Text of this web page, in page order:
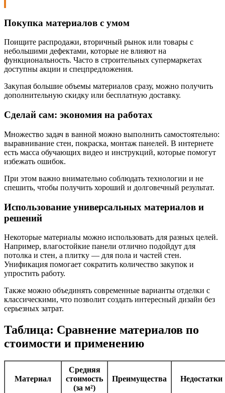
Покупка материалов с умом
Поищите распродажи, вторичный рынок или товары с
небольшими дефектами, которые не влияют на
функциональность. Часто в строительных супермаркетах
доступны акции и спецпредложения.
Закупая большие объемы материалов сразу, можно получить
дополнительную скидку или бесплатную доставку.
Сделай сам: экономия на работах
Множество задач в ванной можно выполнить самостоятельно:
выравнивание стен, покраска, монтаж панелей. В интернете
есть масса обучающих видео и инструкций, которые помогут
избежать ошибок.
При этом важно внимательно соблюдать технологии и не
спешить, чтобы получить хороший и долговечный результат.
Использование универсальных материалов и
решений
Некоторые материалы можно использовать для разных целей.
Например, влагостойкие панели отлично подойдут для
потолка и стен, а плитку — для пола и частей стен.
Унификация помогает сократить количество закупок и
упростить работу.
Также можно объединять современные варианты отделки с
классическими, что позволит создать интересный дизайн без
серьезных затрат.
Таблица: Сравнение материалов по
стоимости и применению
Материал
Средняя
стоимость
(за м²)
Преимущества Недостатки